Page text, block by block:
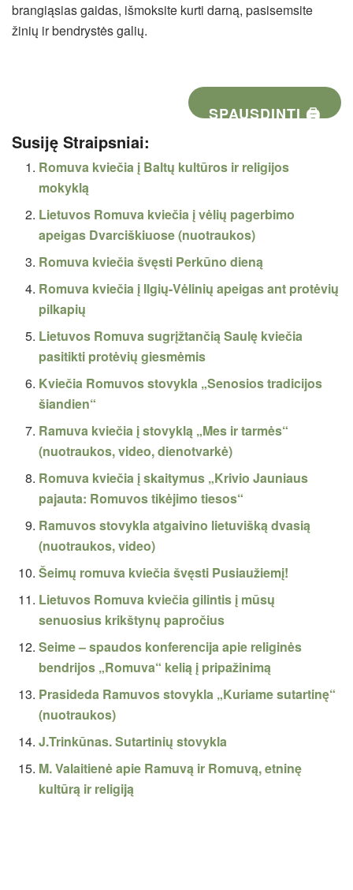
brangiąsias gaidas, išmoksite kurti darną, pasisemsite
žinių ir bendrystės galių.
SPAUSDINTI 🖨
Susiję Straipsniai:
Romuva kviečia į Baltų kultūros ir religijos
mokyklą
Lietuvos Romuva kviečia į vėlių pagerbimo
apeigas Dvarciškiuose (nuotraukos)
Romuva kviečia švęsti Perkūno dieną
Romuva kviečia į Ilgių-Vėlinių apeigas ant protėvių
pilkapių
Lietuvos Romuva sugrįžtančią Saulę kviečia
pasitikti protėvių giesmėmis
Kviečia Romuvos stovykla „Senosios tradicijos
šiandien“
Ramuva kviečia į stovyklą „Mes ir tarmės“
(nuotraukos, video, dienotvarkė)
Romuva kviečia į skaitymus „Krivio Jauniaus
pajauta: Romuvos tikėjimo tiesos“
Ramuvos stovykla atgaivino lietuvišką dvasią
(nuotraukos, video)
Šeimų romuva kviečia švęsti Pusiaužiemį!
Lietuvos Romuva kviečia gilintis į mūsų
senuosius krikštynų papročius
Seime – spaudos konferencija apie religinės
bendrijos „Romuva“ kelią į pripažinimą
Prasideda Ramuvos stovykla „Kuriame sutartinę“
(nuotraukos)
J.Trinkūnas. Sutartinių stovykla
M. Valaitienė apie Ramuvą ir Romuvą, etninę
kultūrą ir religiją